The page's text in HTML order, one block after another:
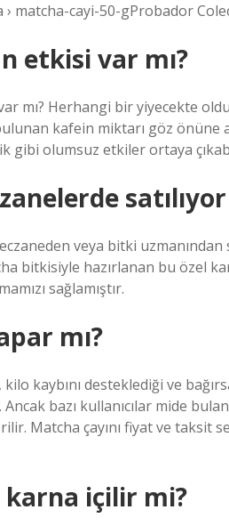
matcha-cayi-50-gProbador
etkisi var mı?
mı? Herhangi bir yiyecekte
kafein miktarı göz önüne
gibi olumsuz etkiler ortaya
veya bitki
hazırlanan bu özel
sağlamıştır.
mı?
kilo kaybını desteklediği ve
bazı kullanıcılar mide
Matcha çayını fiyat ve taksit
karna içilir mi?